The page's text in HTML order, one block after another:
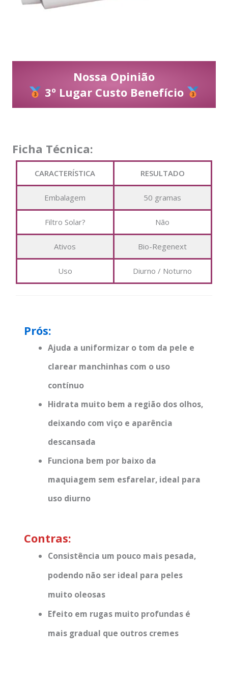
Nossa Opinião
3º Lugar Custo Benefício
Ficha Técnica:
CARACTERÍSTICA RESULTADO
Embalagem 50 gramas
Filtro Solar? Não
Ativos Bio-Regenext
Uso Diurno / Noturno
Prós:
Ajuda a uniformizar o tom da pele e
clarear manchinhas com o uso
contínuo
Hidrata muito bem a região dos olhos,
deixando com viço e aparência
descansada
Funciona bem por baixo da
maquiagem sem esfarelar, ideal para
uso diurno
Contras:
Consistência um pouco mais pesada,
podendo não ser ideal para peles
muito oleosas
Efeito em rugas muito profundas é
mais gradual que outros cremes